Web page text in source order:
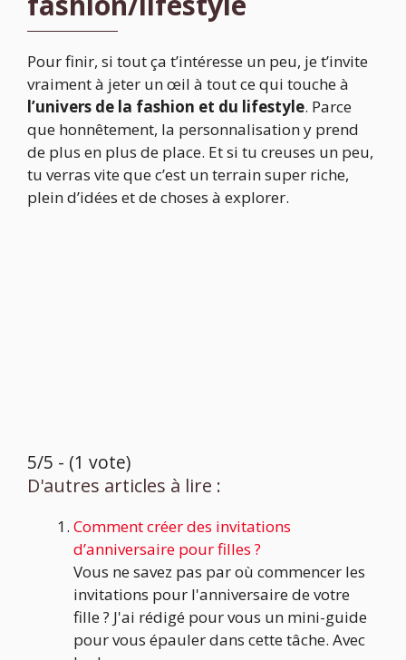
Pour finir, si tout ça t’intéresse un peu, je t’invite
vraiment à jeter un œil à tout ce qui touche à
l’univers de la fashion et du lifestyle. Parce
que honnêtement, la personnalisation y prend
de plus en plus de place. Et si tu creuses un peu,
tu verras vite que c’est un terrain super riche,
plein d’idées et de choses à explorer.
5/5 - (1 vote)
D'autres articles à lire :
Comment créer des invitations
d’anniversaire pour filles ?
Vous ne savez pas par où commencer les
invitations pour l'anniversaire de votre
fille ? J'ai rédigé pour vous un mini-guide
pour vous épauler dans cette tâche. Avec